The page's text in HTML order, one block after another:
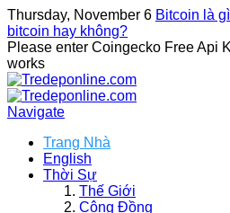
Thursday, November 6 Bitcoin là
bitcoin hay không?
Please enter Coingecko Free Api
works
Navigate
Trang Nhà
English
Thời Sự
Thế Giới
Cộng Đồng